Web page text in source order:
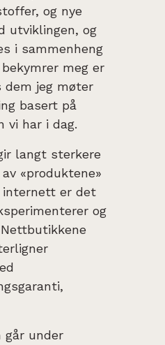
og nye
utviklingen, og
i sammenheng
meg er
dem jeg møter
basert på
vi har i dag.
langt sterkere
«produktene»
internett er det
og
går under